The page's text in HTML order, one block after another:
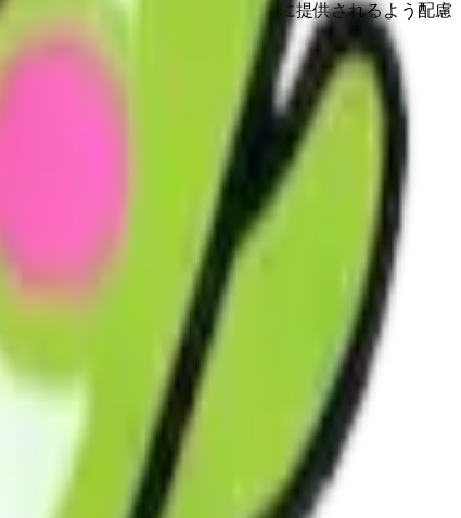
様な事業者から総合的かつ効率的に提供されるよう配慮
での知識共有を図っています。